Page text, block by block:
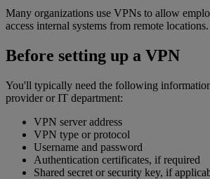
Many organizations use VPNs to allow
access internal systems from remote locations.
Before setting up a VPN
You'll typically need the following
provider or IT department:
VPN server address
VPN type or protocol
Username and password
Authentication certificates, if required
Shared secret or security key, if